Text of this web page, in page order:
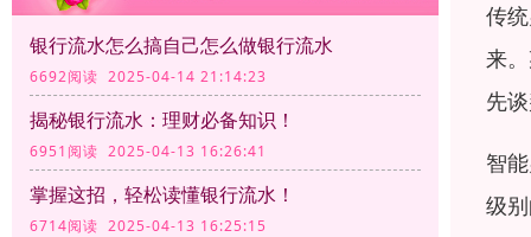
银行流水怎么搞自己怎么做银行流水
6692阅读 2025-04-14 21:14:23
揭秘银行流水：理财必备知识！
6951阅读 2025-04-13 16:26:41
掌握这招，轻松读懂银行流水！
6714阅读 2025-04-13 16:25:15
传
来
先
智
级